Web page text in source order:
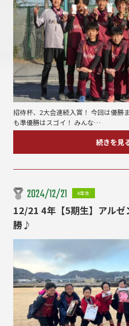
招待杯、2大会連続入賞！ 今回は優勝
も準優勝はスゴイ！ みんな…
続きを見
2024/12/21 4年生
12/21 4年【5期生】アルゼ
勝♪